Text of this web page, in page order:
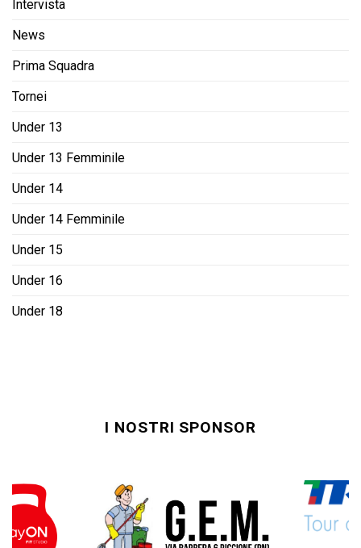
Intervista
News
Prima Squadra
Tornei
Under 13
Under 13 Femminile
Under 14
Under 14 Femminile
Under 15
Under 16
Under 18
I NOSTRI SPONSOR